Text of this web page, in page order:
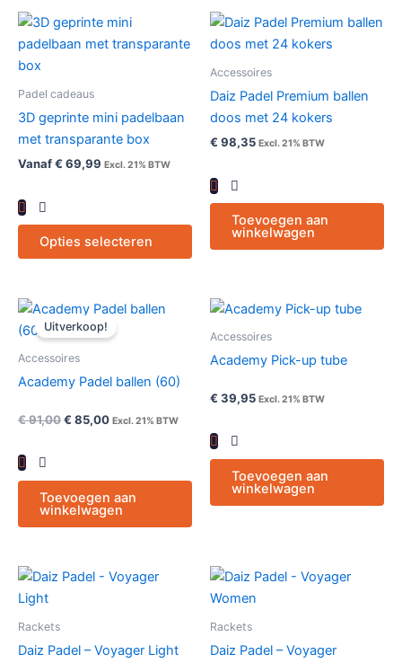
Padel cadeaus
3D geprinte mini padelbaan
met transparante box
Vanaf€ 69,99 Excl. 21% BTW
Opties selecteren
product
heeft
optie
gekozen
worden
de
Accessoires
Daiz Padel Premium ballen
doos met 24 kokers
€ 98,35 Excl. 21% BTW
Toevoegen aan
winkelwagen
Uitverkoop!
Accessoires
Academy Padel ballen (60)
€91,00
Oorspronkelijke
prijs
was:
€ 85,00
Huidige
prijs
is:
Excl. 21% BTW
Toevoegen aan
winkelwagen
Accessoires
Academy Pick-up tube
€ 39,95 Excl. 21% BTW
Toevoegen aan
winkelwagen
Rackets
Daiz Padel – Voyager Light
product
heeftRackets
Daiz Padel – Voyager